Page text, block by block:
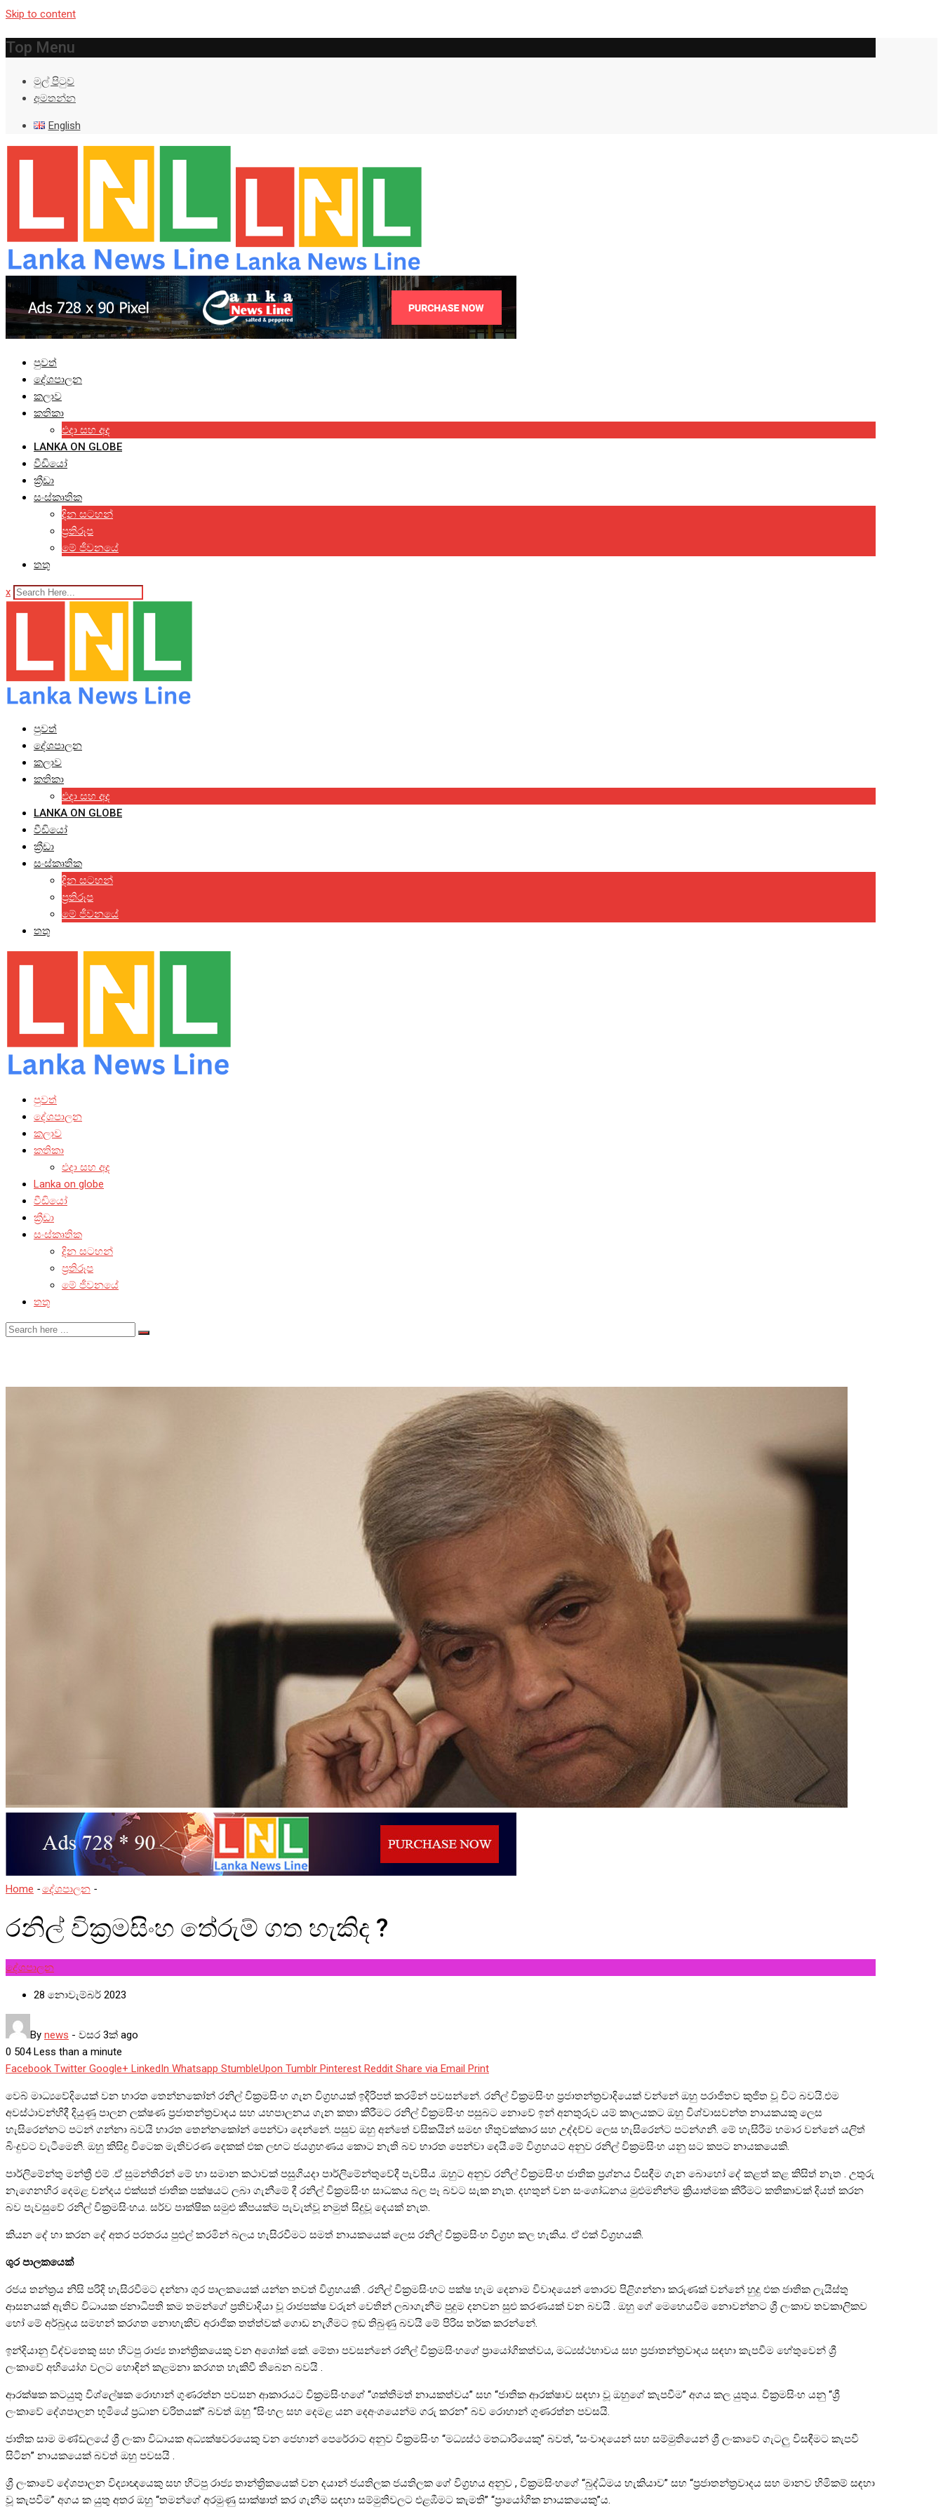
Skip to content
Top Menu
මුල් පිටුව
අමතන්න
English
පුවත්
දේශපාලන
කලාව
කතිකා
එදා සහ අද
LANKA ON GLOBE
වීඩියෝ
ක්‍රීඩා
සංස්කෘතික
දින සටහන්
ප්‍රතිරූප
මේ ජීවනයේ
තතු
x
පුවත්
දේශපාලන
කලාව
කතිකා
එදා සහ අද
LANKA ON GLOBE
වීඩියෝ
ක්‍රීඩා
සංස්කෘතික
දින සටහන්
ප්‍රතිරූප
මේ ජීවනයේ
තතු
පුවත්
දේශපාලන
කලාව
කතිකා
එදා සහ අද
Lanka on globe
වීඩියෝ
ක්‍රීඩා
සංස්කෘතික
දින සටහන්
ප්‍රතිරූප
මේ ජීවනයේ
තතු
Home -දේශපාලන -
රනිල් වික්‍රමසිංහ තේරුම් ගත හැකිද ?
දේශපාලන
28 නොවැම්බර් 2023
By news - වසර 3ක් ago
0 504Less than a minute
Facebook Twitter Google+ LinkedIn Whatsapp StumbleUpon Tumblr Pinterest Reddit Share via Email Print
වෙබ් මාධ්‍යවේදියෙක් වන භාරත තෙන්නකෝන් රනිල් වික්‍රමසිංහ ගැන විග්‍රහයක් ඉදිරිපත් කරමින් පවසන්නේ. රනිල් වික්‍රමසිංහ ප්‍රජාතන්ත්‍රවාදියෙක් වන්නේ ඔහු පරාජිතව කුජිත වූ විට බවයි.එම
අවස්ථාවන්හිදී දියුණු පාලන ලක්ෂණ ප්‍රජාතන්ත්‍රවාදය සහ යහපාලනය ගැන කතා කිරීමට රනිල් වික්‍රමසිංහ පසුබට නොවේ ඉන් අනතුරුව යම් කාලයකට ඔහු විශ්වාසවන්ත නායකයකු ලෙස
හැසිරෙන්නට පටන් ගන්නා බවයි භාරත තෙන්නකෝන් පෙන්වා දෙන්නේ. පසුව ඔහු අන්තේ වසිකයින් සමඟ හිතුවක්කාර සහ උද්දච්ච ලෙස හැසිරෙන්ට පටන්ගනී. මේ හැසිරීම හමාර වන්නේ යලිත්
බිංදුවට වැටීමෙනි. ඔහු කිසිදු විටෙක මැතිවරණ දෙකක් එක ලඟට ජයග්‍රහණය කොට නැති බව භාරත පෙන්වා දෙයි.මේ විග්‍රහයට අනුව රනිල් වික්‍රමසිංහ යනු සට කපට නායකයෙකි.
පාර්ලිමේන්තු මන්ත්‍රී එම් .ඒ සුමන්තිරන් මේ හා සමාන කථාවක් පසුගියදා පාර්ලිමේන්තුවේදී පැවසීය .ඔහුට අනුව රනිල් වික්‍රමසිංහ ජාතික ප්‍රශ්නය විසඳීම ගැන බොහෝ දේ කළත් කළ කිසිත් නැත . උතුරු
නැගෙනහිර දෙමළ චන්දය එක්සත් ජාතික පක්ෂයට ලබා ගැනීමේ දී රනිල් වික්‍රමසිංහ සාධකය බල පෑ බවට සැක නැත. දහතුන් වන සංශෝධනය මුළුමනින්ම ක්‍රියාත්මක කිරීමට කතිකාවක් දියත් කරන
බව පැවසුවේ රනිල් වික්‍රමසිංහය. සර්ව පාක්ෂික සමුළු කීපයක්ම පැවැත්වූ නමුත් සිදුවූ දෙයක් නැත.
කියන දේ හා කරන දේ අතර පරතරය පුළුල් කරමින් බලය හැසිරවීමට සමත් නායකයෙක් ලෙස රනිල් වික්‍රමසිංහ විග්‍රහ කල හැකිය. ඒ එක් විග්‍රහයකි.
ශුර පාලකයෙක්
රජය තන්ත්‍රය නිසි පරිදි හැසිරවීමට දන්නා ශුර පාලකයෙක් යන්න තවත් විග්‍රහයකි . රනිල් වික්‍රමසිංහට පක්ෂ හැම දෙනාම විවාදයෙන් තොරව පිළිගන්නා කරුණක් වන්නේ හුදු එක ජාතික ලැයිස්තු
ආසනයක් ඇතිව විධායක ජනාධිපති කම තමන්ගේ ප්‍රතිවාදියා වූ රාජපක්ෂ වරුන් වෙතින් ලබාගැනීම පුදුම දනවන සුළු කරණයක් වන බවයි . ඔහු ගේ මෙහෙයවීම නොවන්නට ශ්‍රී ලංකාව තවකාලිකව
හෝ මේ අර්බුදය සමහන් කරගත නොහැකිව අරාජික තත්ත්වක් ගොඩ නැගීමට ඉඩ තිබුණු බවයි මේ පිරිස තර්ක කරන්නේ.
ඉන්දියානු විද්වතෙකු සහ හිටපු රාජ්‍ය තාන්ත්‍රිකයෙකු වන අශෝක් කේ. මේතා පවසන්නේ රනිල් වික්‍රමසිංහගේ ප්‍රායෝගිකත්වය, මධ්‍යස්ථභාවය සහ ප්‍රජාතන්ත්‍රවාදය සඳහා කැපවීම හේතුවෙන් ශ්‍රී
ලංකාවේ අභියෝග වලට හොඳින් කළමනා කරගත හැකිවී තිබෙන බවයි .
ආරක්ෂක කටයුතු විශ්ලේෂක රොහාන් ගුණරත්න පවසන ආකාරයට වික්‍රමසිංහගේ “ශක්තිමත් නායකත්වය” සහ “ජාතික ආරක්ෂාව සඳහා වූ ඔහුගේ කැපවීම” අගය කල යුතුය. වික්‍රමසිංහ යනු “ශ්‍රී
ලංකාවේ දේශපාලන භූමියේ ප්‍රධාන චරිතයක්” බවත් ඔහු “සිංහල සහ දෙමළ යන දෙඅංශයෙන්ම ගරු කරන” බව රොහාන් ගුණරත්න පවසයි.
ජාතික සාම මණ්ඩලයේ ශ්‍රී ලංකා විධායක අධ්‍යක්ෂවරයෙකු වන ජෙහාන් පෙරේරාට අනුව වික්‍රමසිංහ “මධ්‍යස්ථ මතධාරියෙකු” බවත්, “සංවාදයෙන් සහ සම්මුතියෙන් ශ්‍රී ලංකාවේ ගැටලු විසඳීමට කැපවී
සිටින” නායකයෙක් බවත් ඔහු පවසයි .
ශ්‍රී ලංකාවේ දේශපාලන විද්‍යාඥයෙකු සහ හිටපු රාජ්‍ය තාන්ත්‍රිකයෙක් වන දයාන් ජයතිලක ජයතිලක ගේ විග්‍රහය අනුව , වික්‍රමසිංහගේ “බුද්ධිමය හැකියාව” සහ “ප්‍රජාතන්ත්‍රවාදය සහ මානව හිමිකම් සඳහා
වූ කැපවීම” අගය ක යුතු අතර ඔහු “තමන්ගේ අරමුණු සාක්ෂාත් කර ගැනීම සඳහා සම්මුතිවලට එළඹීමට කැමති” “ප්‍රායෝගික නායකයෙකු”ය.